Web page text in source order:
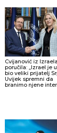
Cvijanović iz Izraela
poručila: „Izrael je
bio veliki prijatelj
Uvijek spremni da
branimo njene